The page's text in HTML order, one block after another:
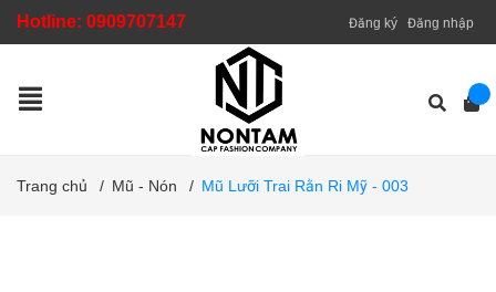
Hotline: 0909707147 Đăng ký Đăng nhập
Trang chủ / Mũ - Nón / Mũ Lưỡi Trai Rằn Ri Mỹ - 003